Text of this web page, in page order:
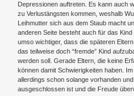
Depressionen auftreten. Es kann auch
zu Verlustängsten kommen, weshalb
Leihmutter sich aus dem Staub macht
anderen Seite besteht auch für das
umso wichtiger, dass die späteren
das teilweise doch “fremde” Kind
werden soll. Gerade Eltern, die keine
können damit Schwierigkeiten haben.
allerdings schon solange vorhanden
ausgeschlossen ist und die Freude